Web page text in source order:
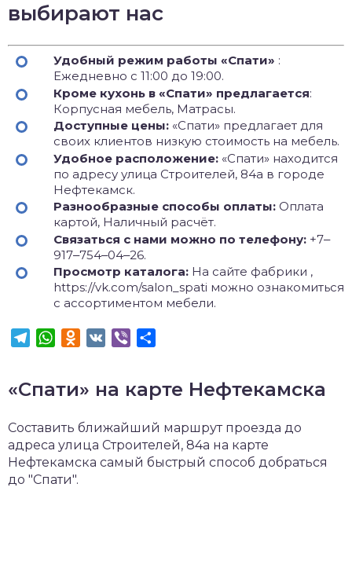
выбирают нас
Удобный режим работы «Спати» :
Ежедневно с 11:00 до 19:00.
Кроме кухонь в «Спати» предлагается:
Корпусная мебель, Матрасы.
Доступные цены: «Спати» предлагает для
своих клиентов низкую стоимость на мебель.
Удобное расположение: «Спати» находится
по адресу улица Строителей, 84а в городе
Нефтекамск.
Разнообразные способы оплаты: Оплата
картой, Наличный расчёт.
Связаться с нами можно по телефону: +7‒
917‒754‒04‒26.
Просмотр каталога: На сайте фабрики ,
https://vk.com/salon_spati можно ознакомиться
с ассортиментом мебели.
TelegramWhatsApp
Odnoklassniki
VK Viber
«Спати» на карте Нефтекамска
Составить ближайший маршрут проезда до
адреса улица Строителей, 84а на карте
Нефтекамска самый быстрый способ добраться
до "Спати".